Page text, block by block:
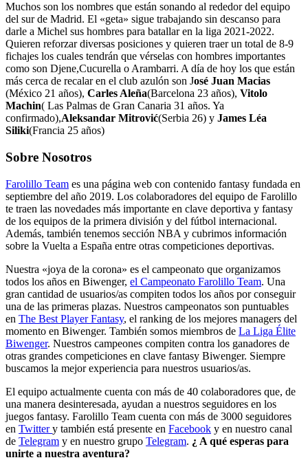
Muchos son los nombres que están sonando al rededor del equipo
del sur de Madrid. El «geta» sigue trabajando sin descanso para
darle a Michel sus hombres para batallar en la liga 2021-2022.
Quieren reforzar diversas posiciones y quieren traer un total de 8-9
fichajes los cuales tendrán que vérselas con hombres importantes
como son Djene,Cucurella o Arambarri. A día de hoy los que están
más cerca de recalar en el club azulón son José Juan Macias
(México 21 años), Carles Aleña(Barcelona 23 años), Vitolo
Machin( Las Palmas de Gran Canaria 31 años. Ya
confirmado),Aleksandar Mitrović(Serbia 26) y James Léa
Siliki(Francia 25 años)
Sobre Nosotros
Farolillo Team es una página web con contenido fantasy fundada en
septiembre del año 2019. Los colaboradores del equipo de Farolillo
te traen las novedades más importante en clave deportiva y fantasy
de los equipos de la primera división y del fútbol internacional.
Además, también tenemos sección NBA y cubrimos información
sobre la Vuelta a España entre otras competiciones deportivas.
Nuestra «joya de la corona» es el campeonato que organizamos
todos los años en Biwenger, el Campeonato Farolillo Team. Una
gran cantidad de usuarios/as compiten todos los años por conseguir
una de las primeras plazas. Nuestros campeonatos son puntuables
en The Best Player Fantasy, el ranking de los mejores managers del
momento en Biwenger. También somos miembros de La Liga Élite
Biwenger. Nuestros campeones compiten contra los ganadores de
otras grandes competiciones en clave fantasy Biwenger. Siempre
buscamos la mejor experiencia para nuestros usuarios/as.
El equipo actualmente cuenta con más de 40 colaboradores que, de
una manera desinteresada, ayudan a nuestros seguidores en los
juegos fantasy. Farolillo Team cuenta con más de 3000 seguidores
en Twittery también está presente en Facebook y en nuestro canal
de Telegram y en nuestro grupo Telegram. ¿ A qué esperas para
unirte a nuestra aventura?